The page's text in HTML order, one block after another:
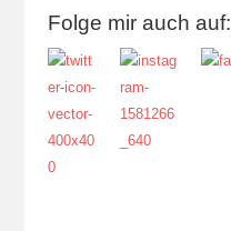
Folge mir auch auf: